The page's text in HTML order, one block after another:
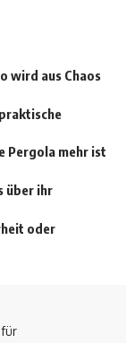
wird aus Chaos
Pergola mehr ist
über ihr
oder